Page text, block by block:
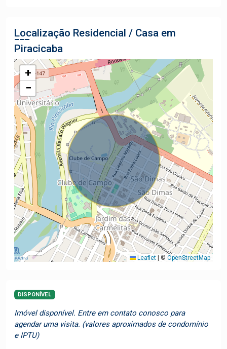
Localização Residencial / Casa em
Piracicaba
+
−
Leaflet © OpenStreetMap
DISPONÍVEL
Imóvel disponível. Entre em contato conosco para
agendar uma visita. (valores aproximados de condomínio
e IPTU)